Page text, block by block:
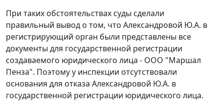
При таких обстоятельствах суды сделали
правильный вывод о том, что Александровой Ю.А. в
регистрирующий орган были представлены все
документы для государственной регистрации
создаваемого юридического лица - ООО "Маршал
Пенза". Поэтому у инспекции отсутствовали
основания для отказа Александровой Ю.А. в
государственной регистрации юридического лица.